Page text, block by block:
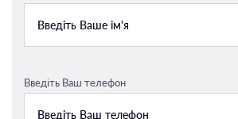
Введіть Ваш телефон